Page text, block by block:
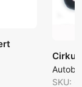
SKU: